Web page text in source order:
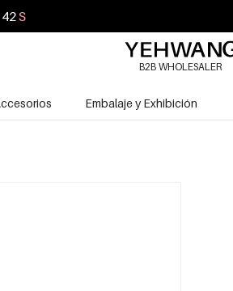
41S
B2B WHOLESALER
Embalaje y Exhibición